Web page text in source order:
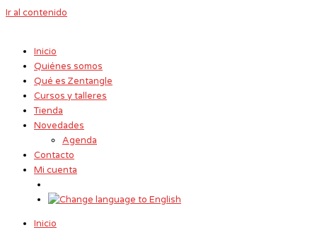
Ir al contenido
Inicio
Quiénes somos
Qué es Zentangle
Cursos y talleres
Tienda
Novedades
Agenda
Contacto
Mi cuenta
Inicio